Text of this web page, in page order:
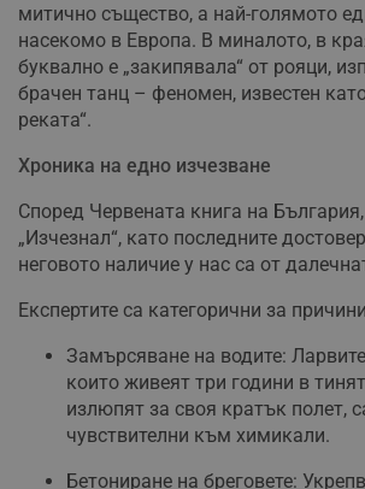
митично същество, а най-голямото
насекомо в Европа. В миналото, в
буквално е „закипявала“ от рояци,
брачен танц – феномен, известен
реката“.
Хроника на едно изчезване
Според Червената книга на
„Изчезнал“, като последните
неговото наличие у нас са от
Експертите са категорични за
Замърсяване на водите:
които живеят три години в
излюпят за своя кратък полет,
чувствителни към химикали.
Бетониране на бреговете: